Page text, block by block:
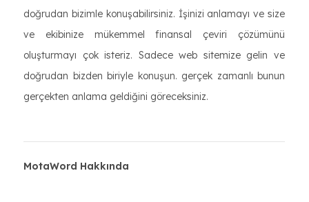
doğrudan bizimle konuşabilirsiniz. İşinizi anlamayı ve size
ve ekibinize mükemmel finansal çeviri çözümünü
oluşturmayı çok isteriz. Sadece web sitemize gelin ve
doğrudan bizden biriyle konuşun. gerçek zamanlı bunun
gerçekten anlama geldiğini göreceksiniz.
MotaWord Hakkında